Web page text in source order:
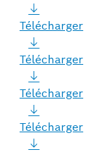
Télécharger
Télécharger
Télécharger
Télécharger